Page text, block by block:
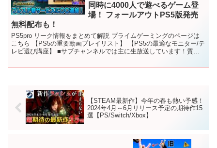
同時に4000人で遊べるゲーム登
場！ フォールアウトPS5版発売
無料配布も！
PS5pro リーク情報をまとめて解説 プライムゲーミングのページは
こちら 【PS5の重要動画プレイリスト】 【PS5の最適なモニター/テ
レビ選び講座】 ■サブチャンネルでは主に生放送しています！質問
【STEAM最新作】今年の春も熱い予感！
2024年4月～6月リリース予定の期待作15
選【PS/Switch/Xbox】